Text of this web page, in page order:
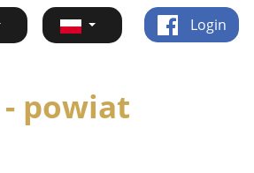
Login
powiat